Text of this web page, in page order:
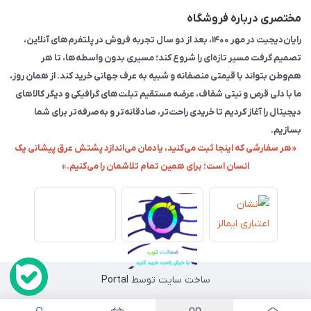
مختصری درباره فروشگاه
رایان‌دیجیت در مهر ۱۴۰۰، بعد از دو سال تجربه فروش در پلتفرم‌های آنلاین،
تصمیم گرفت مسیر تازه‌ای را شروع کند؛ مسیری بدون واسطه‌ها، تا هر
هم‌وطن بتواند با قیمتی منصفانه و شبیه به عرف جهانی خرید کند. از همان روز،
ما با دلی قرص و نیتی شفاف، عرضه مستقیم تبلت‌های گرافیکی و دیگر کالاهای
دیجیتال را آغاز کردیم تا خریدی راحت‌تر، صادقانه‌تر و به‌صرفه‌تر برای شما
بسازیم.
«هر سفارشی که اینجا ثبت می‌کنید، یادمان می‌اندازد پشتش عرق پیشانی یک
انسان است؛ برای همین تمام تلاشمان را می‌کنیم.»
ساخت سایت توسط Portal